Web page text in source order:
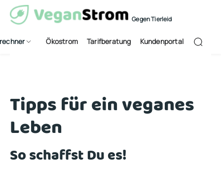
Gegen Tierleid
Ökostrom Tarifberatung Kundenportal
Tipps für ein veganes
Leben
So schaffst Du es!